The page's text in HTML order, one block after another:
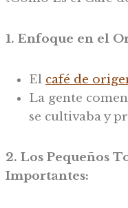
1. Enfoque en el
El café de
La gente
se cultivaba y
2. Los Pequeños
Importantes: